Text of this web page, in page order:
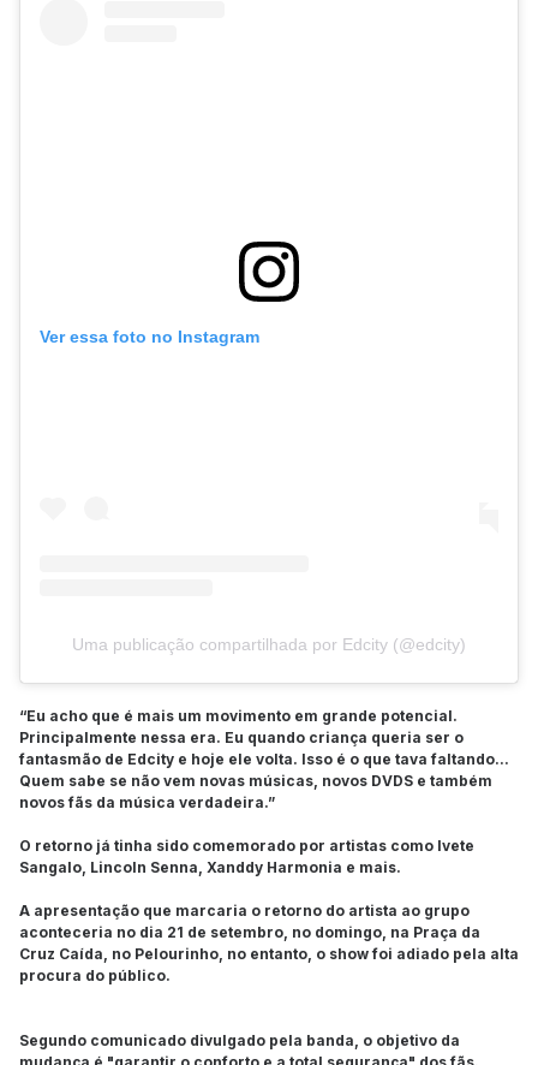
Ver essa foto no Instagram
Uma publicação compartilhada por Edcity (@edcity)
“Eu acho que é mais um movimento em grande potencial.
Principalmente nessa era. Eu quando criança queria ser o
fantasmão de Edcity e hoje ele volta. Isso é o que tava faltando...
Quem sabe se não vem novas músicas, novos DVDS e também
novos fãs da música verdadeira.”
O retorno já tinha sido comemorado por artistas como Ivete
Sangalo, Lincoln Senna, Xanddy Harmonia e mais.
A apresentação que marcaria o retorno do artista ao grupo
aconteceria no dia 21 de setembro, no domingo, na Praça da
Cruz Caída, no Pelourinho, no entanto, o show foi adiado pela alta
procura do público.
Segundo comunicado divulgado pela banda, o objetivo da